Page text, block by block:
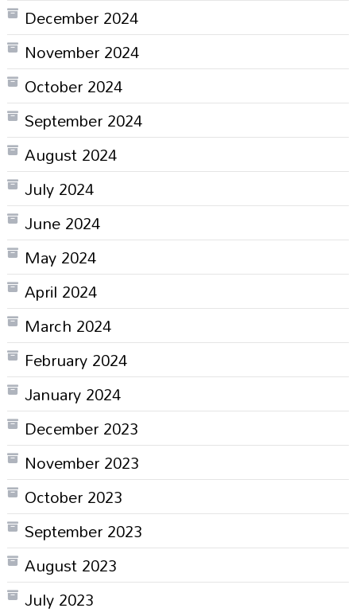
December 2024
November 2024
October 2024
September 2024
August 2024
July 2024
June 2024
May 2024
April 2024
March 2024
February 2024
January 2024
December 2023
November 2023
October 2023
September 2023
August 2023
July 2023